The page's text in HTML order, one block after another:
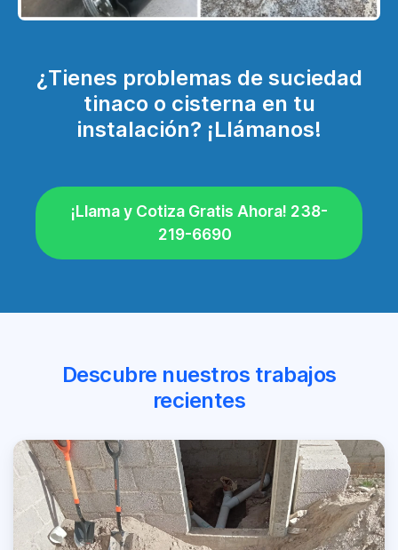
¿Tienes problemas de suciedad
tinaco o cisterna en tu
instalación? ¡Llámanos!
¡Llama y Cotiza Gratis Ahora! 238-
219-6690
Descubre nuestros trabajos
recientes